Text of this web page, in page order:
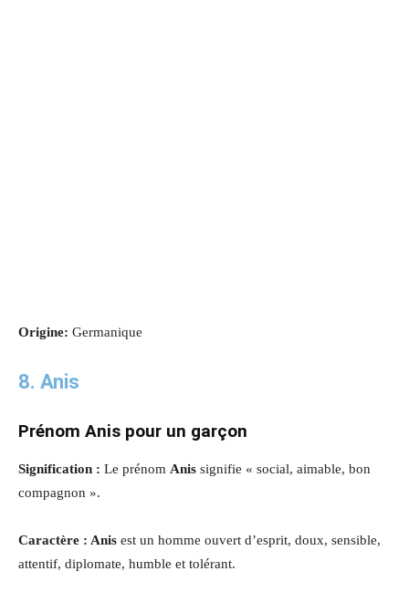
Origine: Germanique
8. Anis
Prénom Anis pour un garçon
Signification : Le prénom Anis signifie « social, aimable, bon
compagnon ».
Caractère : Anis est un homme ouvert d’esprit, doux, sensible,
attentif, diplomate, humble et tolérant.